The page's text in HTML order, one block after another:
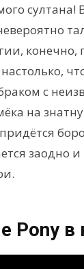
султана!
конечно,
с
на
заодно
Pony в